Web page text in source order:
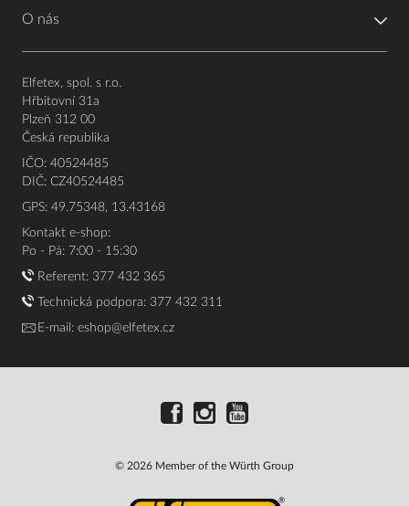
O nás
Elfetex, spol. s r.o.
Hřbitovní 31a
Plzeň 312 00
Česká republika
IČO: 40524485
DIČ: CZ40524485
GPS: 49.75348, 13.43168
Kontakt e-shop:
Po - Pá: 7:00 - 15:30
Referent: 377 432 365
Technická podpora: 377 432 311
E-mail: eshop@elfetex.cz
© 2026 Member of the Würth Group